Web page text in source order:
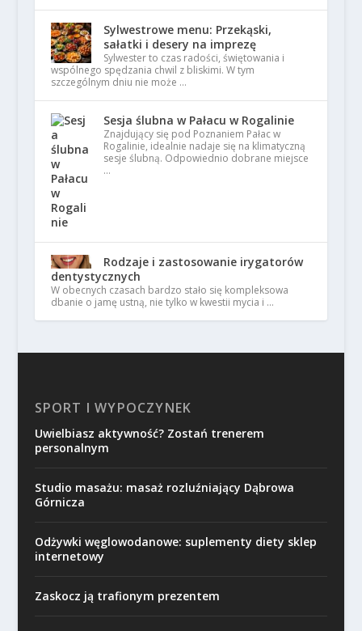
Sylwestrowe menu: Przekąski,
sałatki i desery na imprezę
Sylwester to czas radości, świętowania i
wspólnego spędzania chwil z bliskimi. W tym
szczególnym dniu nie może …
Sesja ślubna w Pałacu w Rogalinie
Znajdujący się pod Poznaniem Pałac w
Rogalinie, idealnie nadaje się na klimatyczną
sesje ślubną. Odpowiednio dobrane miejsce
…
Rodzaje i zastosowanie irygatorów
dentystycznych
W obecnych czasach bardzo stało się kompleksowa
dbanie o jamę ustną, nie tylko w kwestii mycia i …
SPORT I WYPOCZYNEK
Uwielbiasz aktywność? Zostań trenerem
personalnym
Studio masażu: masaż rozluźniający Dąbrowa
Górnicza
Odżywki węglowodanowe: suplementy diety sklep
internetowy
Zaskocz ją trafionym prezentem